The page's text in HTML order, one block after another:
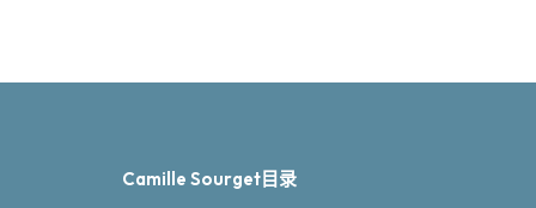
Camille Sourget目录